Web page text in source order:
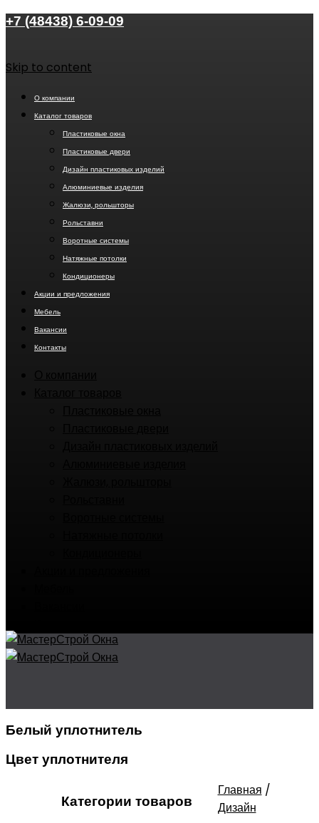
+7 (48438) 6-09-09
Skip to content
О компании
Каталог товаров
Пластиковые окна
Пластиковые двери
Дизайн пластиковых изделий
Алюминиевые изделия
Жалюзи, рольшторы
Рольставни
Воротные системы
Натяжные потолки
Кондиционеры
Акции и предложения
Мебель
Вакансии
Контакты
Белый уплотнитель
Цвет уплотнителя
Категории товаров
Главная /
Дизайн